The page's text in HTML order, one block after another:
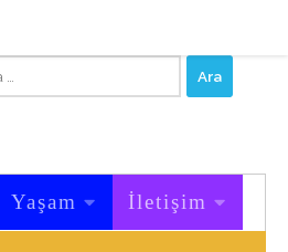
Yaşam İletişim